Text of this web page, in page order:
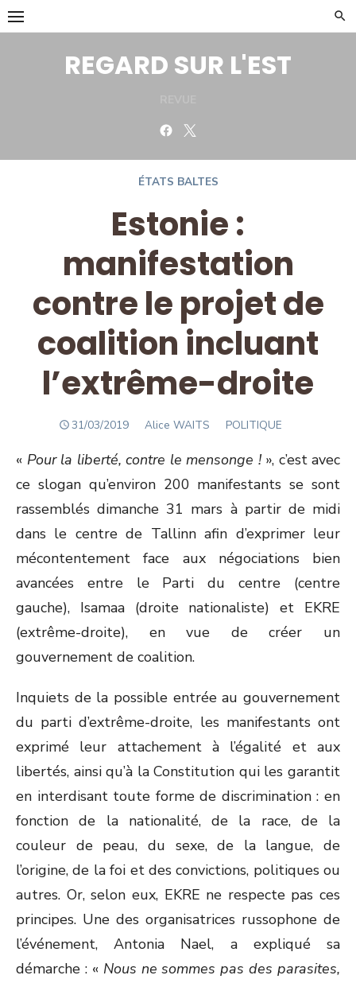
Skip
to
REGARD SUR L'EST
Facebook
ÉTATS BALTES
Estonie :
manifestation
contre le projet de
coalition incluant
l’extrême-droite
POSTED
31/03/2019 Author
Alice WAITS POLITIQUE
« Pour la liberté, contre le mensonge !», c’est avec
ce slogan qu’environ 200 manifestants se sont
rassemblés dimanche 31 mars à partir de midi
dans le centre de Tallinn afin d’exprimer leur
mécontentement face aux négociations bien
avancées entre le Parti du centre (centre
gauche), Isamaa (droite nationaliste) et EKRE
(extrême-droite), en vue de créer un
gouvernement de coalition.
Inquiets de la possible entrée au gouvernement
du parti d’extrême-droite, les manifestants ont
exprimé leur attachement à l’égalité et aux
libertés, ainsi qu’à la Constitution qui les garantit
en interdisant toute forme de discrimination : en
fonction de la nationalité, de la race, de la
couleur de peau, du sexe, de la langue, de
l’origine, de la foi et des convictions, politiques ou
autres. Or, selon eux, EKRE ne respecte pas ces
principes. Une des organisatrices russophone de
l’événement, Antonia Nael, a expliqué sa
démarche : « Nous ne sommes pas des parasites,